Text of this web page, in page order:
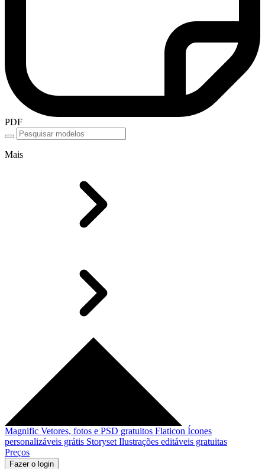
PDF
Mais
Magnific Vetores, fotos e PSD gratuitos Flaticon Ícones
personalizáveis grátis Storyset Ilustrações editáveis gratuitas
Preços
Fazer o login